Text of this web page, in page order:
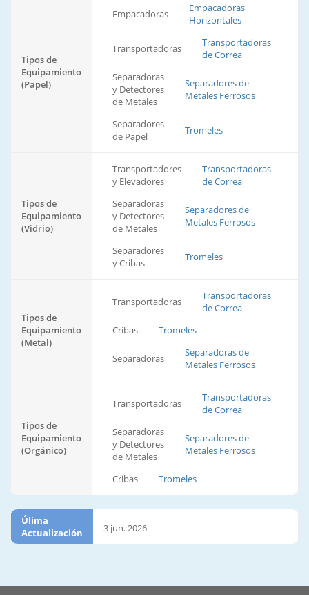
Tipos de
Equipamiento
(Papel)
Empacadoras
Empacadoras
Horizontales
Transportadoras
Transportadoras
de Correa
Separadoras
y Detectores
de Metales
Separadores de
Metales Ferrosos
Separadores
de Papel
Tromeles
Tipos de
Equipamiento
(Vidrio)
Transportadores
y Elevadores
Transportadoras
de Correa
Separadoras
y Detectores
de Metales
Separadores de
Metales Ferrosos
Separadores
y Cribas
Tromeles
Tipos de
Equipamiento
(Metal)
Transportadoras
Transportadoras
de Correa
Cribas
Tromeles
Separadoras
Separadoras de
Metales Ferrosos
Tipos de
Equipamiento
(Orgánico)
Transportadoras
Transportadoras
de Correa
Separadoras
y Detectores
de Metales
Separadores de
Metales Ferrosos
Cribas Tromeles
Úlima
Actualización
3 jun. 2026